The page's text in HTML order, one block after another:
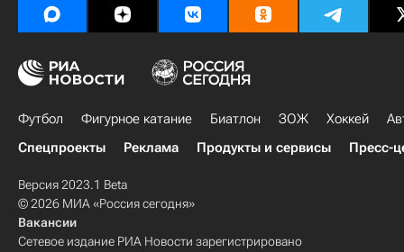
Футбол Фигурное катание Биатлон ЗОЖ Хоккей
Спецпроекты
Реклама Продукты и сервисы Пресс-
Версия 2023.1 Beta
© 2026 МИА «Россия сегодня»
Вакансии
Сетевое издание РИА Новости зарегистрировано